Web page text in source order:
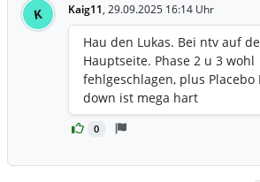
K Kaig11, 29.09.2025 16:14 Uhr
0
Hau den Lukas. Bei ntv auf
Hauptseite. Phase 2 u 3 wohl
fehlgeschlagen, plus Placebo
down ist mega hart